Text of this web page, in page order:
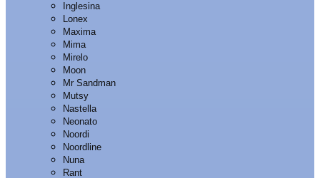
Inglesina
Lonex
Maxima
Mima
Mirelo
Moon
Mr Sandman
Mutsy
Nastella
Neonato
Noordi
Noordline
Nuna
Rant